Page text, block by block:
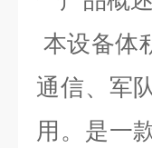
本设备体
通信、军
用。是一